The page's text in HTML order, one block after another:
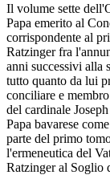
Il volume sette
Papa emerito al
corrispondente al
Ratzinger fra
anni successivi alla
tutto quanto da lui
conciliare e
del cardinale
Papa bavarese
parte del primo
l'ermeneutica del
Ratzinger al Soglio